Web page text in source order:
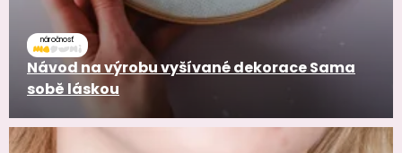
náročnosť
Návod na výrobu vyšívané dekorace Sama
sobě láskou